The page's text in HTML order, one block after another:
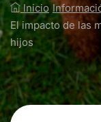
Inicio/
El impacto de las
hijos